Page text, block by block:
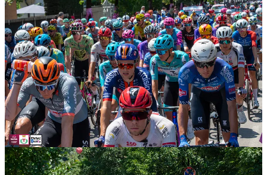
Ognuno conserverà il proprio ricordo di questa giornata. E negli
anni a venire, ogni volta che il Giro d’Italia tornerà sugli schermi
televisivi, chi era presente penserà inevitabilmente a quel 27 maggio
2026, al giorno in cui la “Corsa Rosa” partì da casa propria.
Evviva il Ciclismo, Evviva il Giro d’Italia!
Le foto di Paolone